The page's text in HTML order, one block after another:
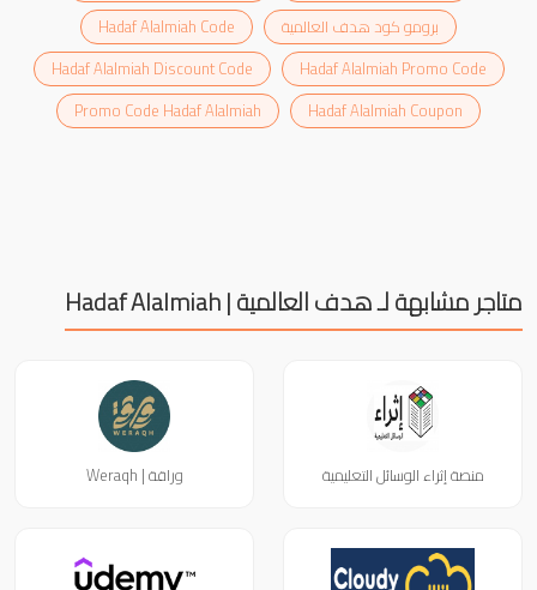
برومو كود هدف العالمية
Hadaf Alalmiah Code
Hadaf Alalmiah Promo Code
Hadaf Alalmiah Discount Code
Hadaf Alalmiah Coupon
Promo Code Hadaf Alalmiah
متاجر مشابهة لـ هدف العالمية | Hadaf Alalmiah
منصة إثراء الوسائل التعليمية وراقة | Weraqh